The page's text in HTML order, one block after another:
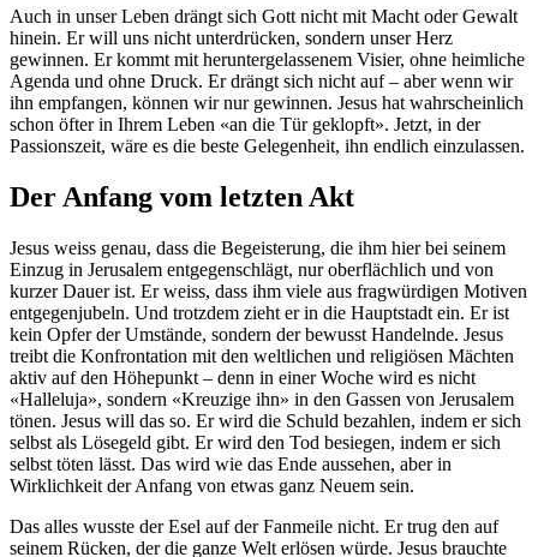
Auch in unser Leben drängt sich Gott nicht mit Macht oder Gewalt
hinein. Er will uns nicht unterdrücken, sondern unser Herz
gewinnen. Er kommt mit heruntergelassenem Visier, ohne heimliche
Agenda und ohne Druck. Er drängt sich nicht auf – aber wenn wir
ihn empfangen, können wir nur gewinnen. Jesus hat wahrscheinlich
schon öfter in Ihrem Leben «an die Tür geklopft». Jetzt, in der
Passionszeit, wäre es die beste Gelegenheit, ihn endlich einzulassen.
Der Anfang vom letzten Akt
Jesus weiss genau, dass die Begeisterung, die ihm hier bei seinem
Einzug in Jerusalem entgegenschlägt, nur oberflächlich und von
kurzer Dauer ist. Er weiss, dass ihm viele aus fragwürdigen Motiven
entgegenjubeln. Und trotzdem zieht er in die Hauptstadt ein. Er ist
kein Opfer der Umstände, sondern der bewusst Handelnde. Jesus
treibt die Konfrontation mit den weltlichen und religiösen Mächten
aktiv auf den Höhepunkt – denn in einer Woche wird es nicht
«Halleluja», sondern «Kreuzige ihn» in den Gassen von Jerusalem
tönen. Jesus will das so. Er wird die Schuld bezahlen, indem er sich
selbst als Lösegeld gibt. Er wird den Tod besiegen, indem er sich
selbst töten lässt. Das wird wie das Ende aussehen, aber in
Wirklichkeit der Anfang von etwas ganz Neuem sein.
Das alles wusste der Esel auf der Fanmeile nicht. Er trug den auf
seinem Rücken, der die ganze Welt erlösen würde. Jesus brauchte